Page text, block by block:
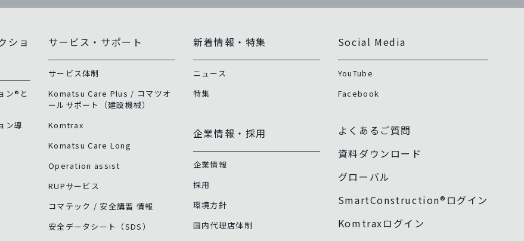
ショ
ン®と
ン導
サービス・サポート
サービス体制
Komatsu Care Plus / コマツオ
ールサポート（建設機械）
Komtrax
Komatsu Care Long
Operation assist
RUPサービス
コマテック / 安全講習 情報
安全データシート（SDS）
新着情報・特集
ニュース
特集
企業情報・採用
企業情報
採用
環境方針
国内代理店体制
Social Media
YouTube
Facebook
よくあるご質問
資料ダウンロード
グローバル
SmartConstruction®ログイン
Komtraxログイン